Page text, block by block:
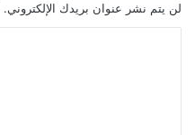
لن يتم نشر عنوان بريدك الإلكتروني.